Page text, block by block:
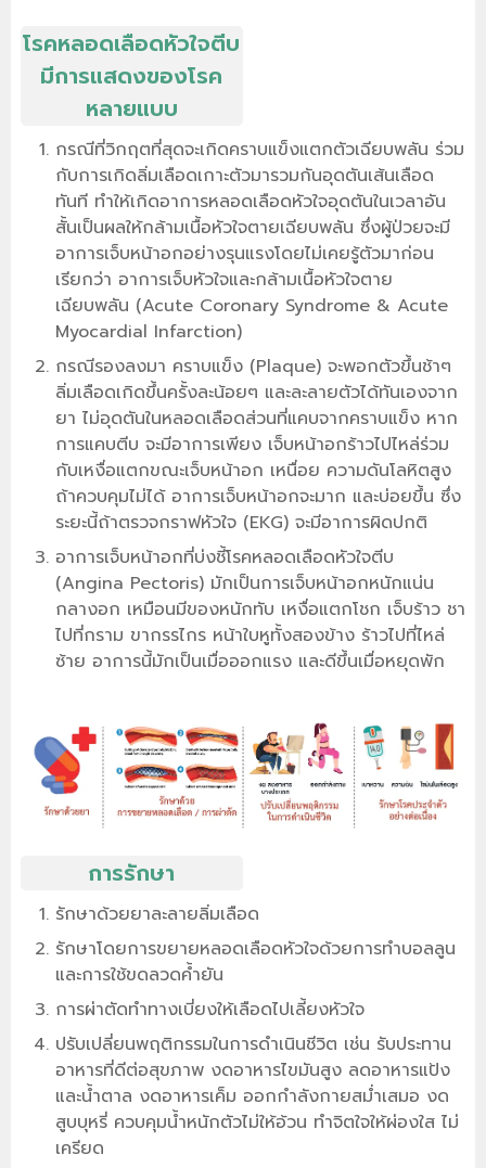
โรคหลอดเลือดหัวใจตีบ
มีการแสดงของโรค
หลายแบบ
กรณีที่วิกฤตที่สุดจะเกิดคราบแข็งแตกตัวเฉียบพลัน ร่วม
กับการเกิดลิ่มเลือดเกาะตัวมารวมกันอุดตันเส้นเลือด
ทันที ทำให้เกิดอาการหลอดเลือดหัวใจอุดตันในเวลาอัน
สั้นเป็นผลให้กล้ามเนื้อหัวใจตายเฉียบพลัน ซึ่งผู้ป่วยจะมี
อาการเจ็บหน้าอกอย่างรุนแรงโดยไม่เคยรู้ตัวมาก่อน
เรียกว่า อาการเจ็บหัวใจและกล้ามเนื้อหัวใจตาย
เฉียบพลัน (Acute Coronary Syndrome & Acute
Myocardial Infarction)
กรณีรองลงมา คราบแข็ง (Plaque) จะพอกตัวขึ้นช้าๆ
ลิ่มเลือดเกิดขึ้นครั้งละน้อยๆ และละลายตัวได้ทันเองจาก
ยา ไม่อุดตันในหลอดเลือดส่วนที่แคบจากคราบแข็ง หาก
การแคบตีบ จะมีอาการเพียง เจ็บหน้าอกร้าวไปไหล่ร่วม
กับเหงื่อแตกขณะเจ็บหน้าอก เหนื่อย ความดันโลหิตสูง
ถ้าควบคุมไม่ได้ อาการเจ็บหน้าอกจะมาก และบ่อยขึ้น ซึ่ง
ระยะนี้ถ้าตรวจกราฟหัวใจ (EKG) จะมีอาการผิดปกติ
อาการเจ็บหน้าอกที่บ่งชี้โรคหลอดเลือดหัวใจตีบ
(Angina Pectoris) มักเป็นการเจ็บหน้าอกหนักแน่น
กลางอก เหมือนมีของหนักทับ เหงื่อแตกโชก เจ็บร้าว ชา
ไปที่กราม ขากรรไกร หน้าใบหูทั้งสองข้าง ร้าวไปที่ไหล่
ซ้าย อาการนี้มักเป็นเมื่อออกแรง และดีขึ้นเมื่อหยุดพัก
การรักษา
รักษาด้วยยาละลายลิ่มเลือด
รักษาโดยการขยายหลอดเลือดหัวใจด้วยการทำบอลลูน
และการใช้ขดลวดค้ำยัน
การผ่าตัดทำทางเบี่ยงให้เลือดไปเลี้ยงหัวใจ
ปรับเปลี่ยนพฤติกรรมในการดำเนินชีวิต เช่น รับประทาน
อาหารที่ดีต่อสุขภาพ งดอาหารไขมันสูง ลดอาหารแป้ง
และน้ำตาล งดอาหารเค็ม ออกกำลังกายสม่ำเสมอ งด
สูบบุหรี่ ควบคุมน้ำหนักตัวไม่ให้อ้วน ทำจิตใจให้ผ่องใส ไม่
เครียด